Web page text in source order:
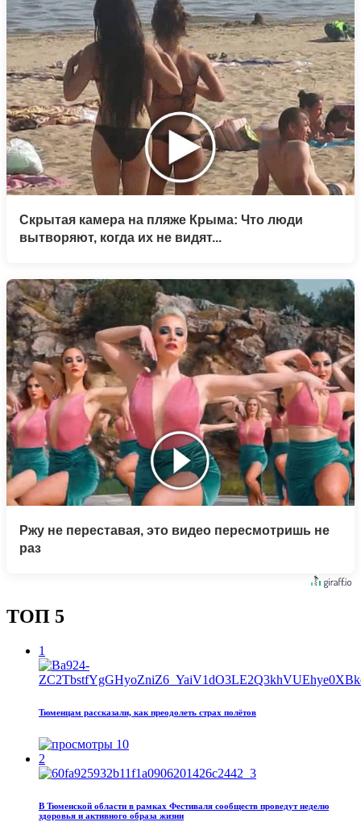
Скрытая камера на пляже Крыма: Что люди
вытворяют, когда их не видят...
Ржу не переставая, это видео пересмотришь не
раз
ТОП 5
1
Тюменцам рассказали, как преодолеть страх полётов
10
2
В Тюменской области в рамках Фестиваля сообществ проведут неделю
здоровья и активного образа жизни